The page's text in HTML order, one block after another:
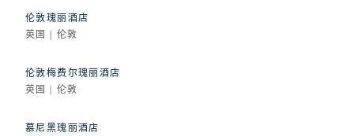
伦敦瑰丽酒店
英国 | 伦敦
伦敦梅费尔瑰丽酒店
英国 | 伦敦
慕尼黑瑰丽酒店